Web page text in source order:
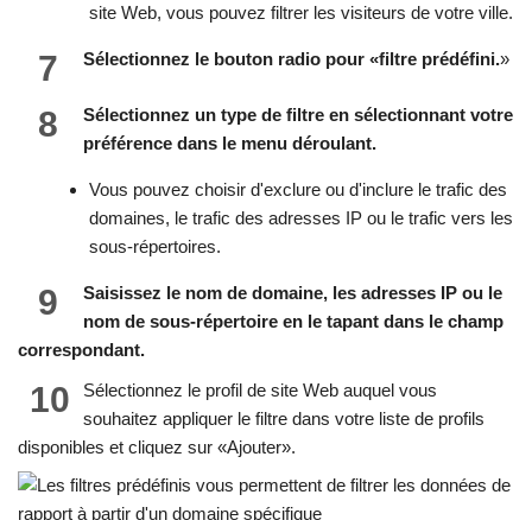
site Web, vous pouvez filtrer les visiteurs de votre ville.
7 Sélectionnez le bouton radio pour «filtre prédéfini.»
8
Sélectionnez un type de filtre en sélectionnant votre
préférence dans le menu déroulant.
Vous pouvez choisir d'exclure ou d'inclure le trafic des
domaines, le trafic des adresses IP ou le trafic vers les
sous-répertoires.
9
Saisissez le nom de domaine, les adresses IP ou le
nom de sous-répertoire en le tapant dans le champ
correspondant.
10
Sélectionnez le profil de site Web auquel vous
souhaitez appliquer le filtre dans votre liste de profils
disponibles et cliquez sur «Ajouter».